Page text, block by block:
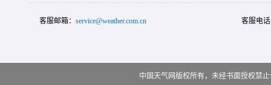
客服邮箱： service@weather.com.cn 客服电
中国天气网版权所有，未经书面授权